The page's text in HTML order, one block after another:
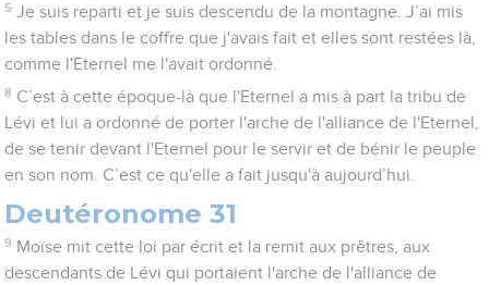
5 Je suis reparti et je suis descendu de la montagne. J’ai mis
les tables dans le coffre que j'avais fait et elles sont restées là,
comme l'Eternel me l'avait ordonné.
8 C’est à cette époque-là que l'Eternel a mis à part la tribu de
Lévi et lui a ordonné de porter l'arche de l'alliance de l'Eternel,
de se tenir devant l'Eternel pour le servir et de bénir le peuple
en son nom. C’est ce qu'elle a fait jusqu'à aujourd’hui.
Deutéronome 31
9 Moïse mit cette loi par écrit et la remit aux prêtres, aux
descendants de Lévi qui portaient l'arche de l'alliance de